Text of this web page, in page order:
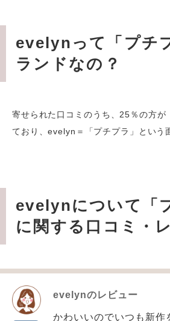
evelynって「プチ
ランドなの？
寄せられた口コミのうち、25％の方が
ており、evelyn ＝「プチプラ」という
evelynについて「
に関する口コミ・
evelynのレビュー
かわいいのでいつも新作